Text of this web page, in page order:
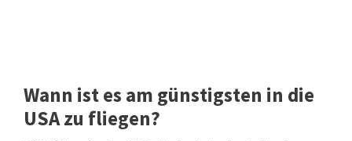
Wann ist es am günstigsten in die
USA zu fliegen?